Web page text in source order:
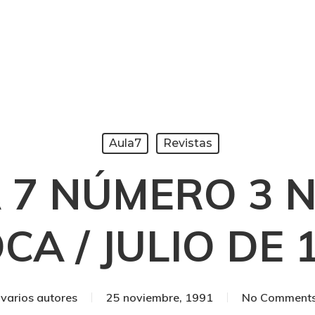
Aula7 Revistas
NÚMERO 3
/ JULIO DE
varios autores 25 noviembre, 1991 No